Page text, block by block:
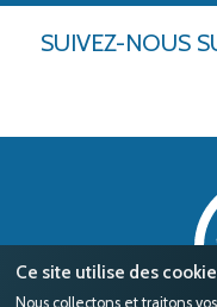
Ce site utilise des
Nous collectons et traitons
SUIVEZ-NOUS